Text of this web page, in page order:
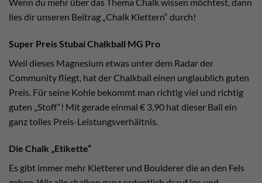
Wenn du mehr über das Thema Chalk wissen möchtest, dann
lies dir unseren Beitrag „Chalk Klettern“ durch!
Super Preis Stubai Chalkball MG Pro
Weil dieses Magnesium etwas unter dem Radar der
Community fliegt, hat der Chalkball einen unglaublich guten
Preis. Für seine Kohle bekommt man richtig viel und richtig
guten „Stoff“! Mit gerade einmal € 3,90 hat dieser Ball ein
ganz tolles Preis-Leistungsverhältnis.
Die Chalk „Etikette“
Es gibt immer mehr Kletterer und Boulderer die an den Fels